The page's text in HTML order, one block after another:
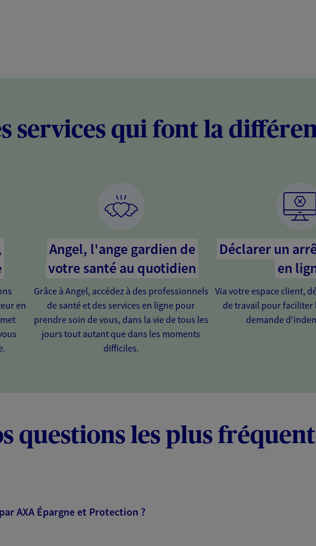
services qui font la
en
Angel, l'ange gardien de
votre santé au quotidien
Grâce à Angel, accédez à des professionnels
de santé et des services en ligne pour
prendre soin de vous, dans la vie de tous les
jours tout autant que dans les moments
difficiles.
Déclarer un
en
Via votre espace client,
de travail pour faciliter
demande
questions les plus
AXA Épargne et Protection ?